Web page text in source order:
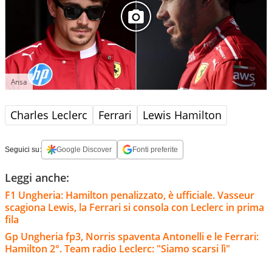
Ansa
Charles Leclerc Ferrari Lewis Hamilton
Seguici su: Google Discover Fonti preferite
Leggi anche:
F1 Ungheria: Hamilton penalizzato, è ufficiale. Vasseur
scagiona Lewis, la Ferrari si consola con Leclerc in prima
fila
Gp Ungheria fp3, Norris spaventa Antonelli e le Ferrari:
Hamilton 2°. Team radio Leclerc: "Siamo scarsi lì"